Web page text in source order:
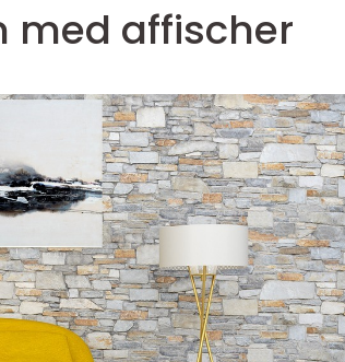
med affischer